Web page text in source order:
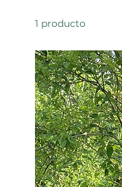
1 producto